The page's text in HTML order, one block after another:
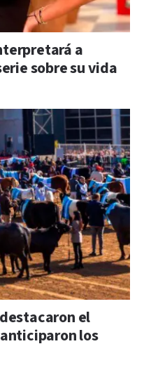
a
sobre su vida
el
los